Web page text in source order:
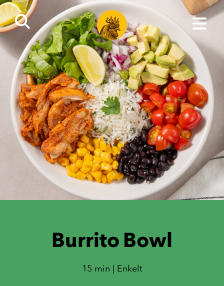
Burrito Bowl
15 min | Enkelt